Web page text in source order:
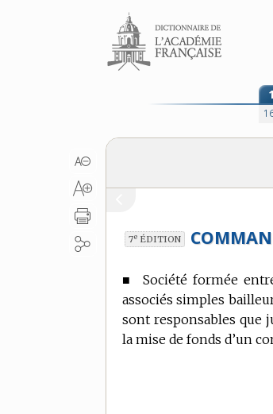
Aller au contenu
1
7e ÉDITION
■Société formée
associés simples
sont responsables que
la mise de fonds d’un